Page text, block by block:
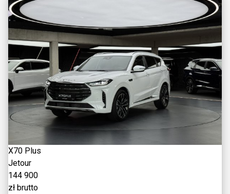
X70 Plus
Jetour
144 900
zł brutto